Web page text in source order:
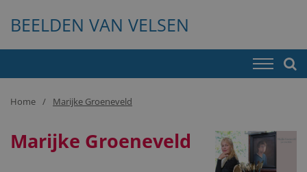
BEELDEN VAN VELSEN
Home Marijke Groeneveld
Marijke Groeneveld